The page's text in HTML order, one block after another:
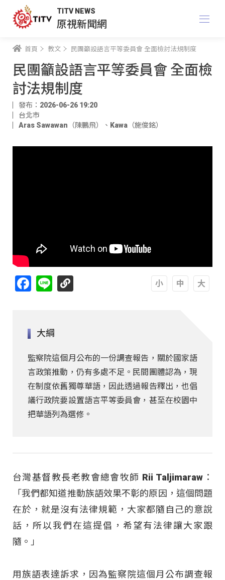
TITV NEWS
原視新聞網
首頁 教文 民團籲設語言平等委員會 全面檢討法規制度
民團籲設語言平等委員會 全面檢
討法規制度
發布：2026-06-26 19:20
台北市
Aras Sawawan（陳鵬飛）
、 Kawa（施俊銘）
Facebook
Line
大綱
監察院這個月公布的一份調查報告，關於國家語
言政策推動，仍有多處不足。民間團體認為，現
在制度依舊獨尊華語，因此透過報告釋出，也倡
議行政院要設置語言平等委員會，甚至在校園中
把華語列為選修。
台灣基督教長老教會總會牧師 Rii Taljimaraw：
「我們都知道推動族語效果不彰的原因，這個問題
在於，就是沒有法律規範，大家都隨自己的意說
話，所以我們在這提倡，希望有法律讓大家跟
隨。」
用族語表達訴求，因為監察院這個月公布調查報